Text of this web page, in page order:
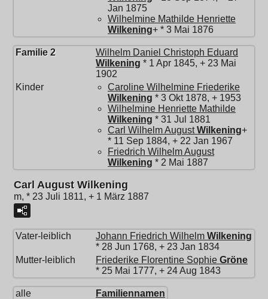
Jan 1875
Wilhelmine Mathilde Henriette
Wilkening+ * 3 Mai 1876
Familie 2
Wilhelm Daniel Christoph Eduard
Wilkening * 1 Apr 1845, + 23 Mai
1902
Kinder
Caroline Wilhelmine Friederike
Wilkening * 3 Okt 1878, + 1953
Wilhelmine Henriette Mathilde
Wilkening * 31 Jul 1881
Carl Wilhelm August Wilkening+
* 11 Sep 1884, + 22 Jan 1967
Friedrich Wilhelm August
Wilkening * 2 Mai 1887
Carl August Wilkening
m, * 23 Juli 1811, + 1 März 1887
Vater-leiblich Johann Friedrich Wilhelm Wilkening
* 28 Jun 1768, + 23 Jan 1834
Mutter-leiblich
Friederike Florentine Sophie Gröne
* 25 Mai 1777, + 24 Aug 1843
alle Familiennamen